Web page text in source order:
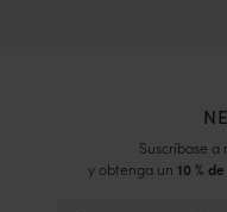
Suscríbase
y obtenga un 10 %